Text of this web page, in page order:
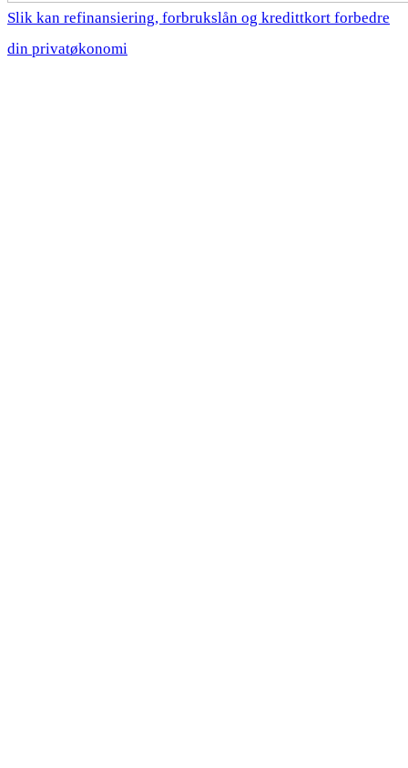
Slik kan refinansiering, forbrukslån og kredittkort forbedre
din privatøkonomi